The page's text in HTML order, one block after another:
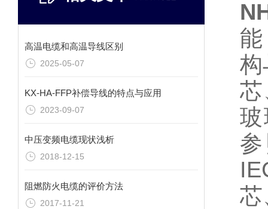
高温电缆和高温导线区别
2025-05-07
KX-HA-FFP补偿导线的特点与应用
2023-09-07
中压变频电缆现状浅析
2018-12-15
阻燃防火电缆的评价方法
2017-11-21
构
芯